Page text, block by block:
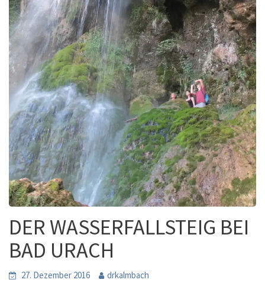
DER WASSERFALLSTEIG BEI
BAD URACH
27. Dezember 2016
drkalmbach